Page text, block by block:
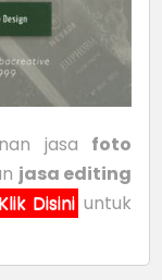
jasa foto
jasa editing
Klik Disini untuk